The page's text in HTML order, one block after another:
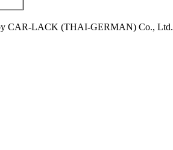
CAR-LACK (THAI-GERMAN) Co., Ltd.